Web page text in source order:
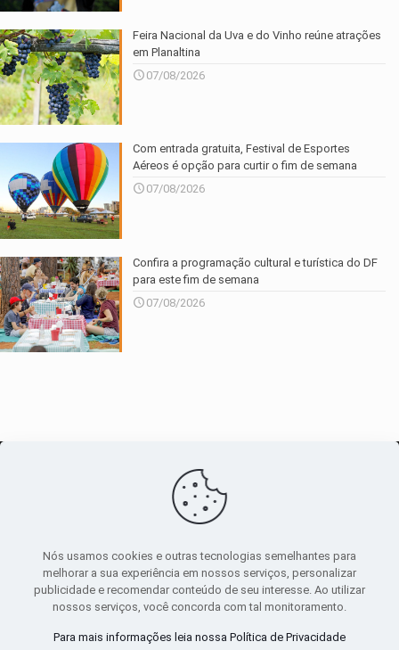
Feira Nacional da Uva e do Vinho reúne atrações
em Planaltina
07/08/2026
Com entrada gratuita, Festival de Esportes
Aéreos é opção para curtir o fim de semana
07/08/2026
Confira a programação cultural e turística do DF
para este fim de semana
07/08/2026
canal de notícias
Sobre|Política Privacidade|Termos de uso
Nós usamos cookies e outras tecnologias semelhantes para
melhorar a sua experiência em nossos serviços, personalizar
publicidade e recomendar conteúdo de seu interesse. Ao utilizar
nossos serviços, você concorda com tal monitoramento.
Para mais informações leia nossa Política de Privacidade